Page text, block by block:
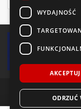
WYDAJNOŚĆ
ODRZUĆ